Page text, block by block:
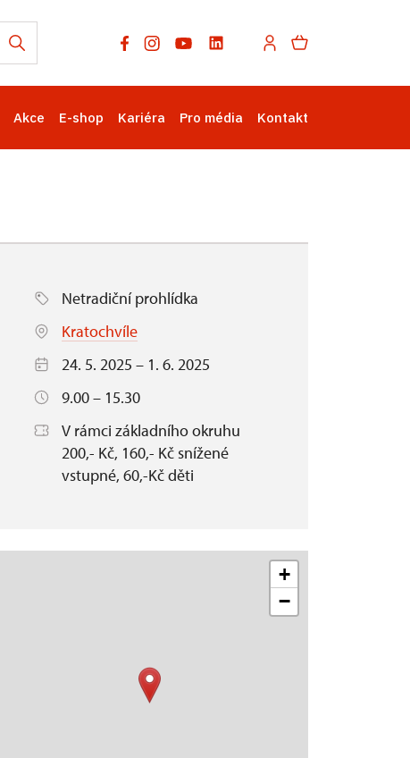
Akce E-shop Kariéra Pro média Kontakt
Netradiční prohlídka
Kratochvíle
24. 5. 2025 – 1. 6. 2025
9.00 – 15.30
V rámci základního okruhu
200,- Kč, 160,- Kč snížené
vstupné, 60,-Kč děti
+
−